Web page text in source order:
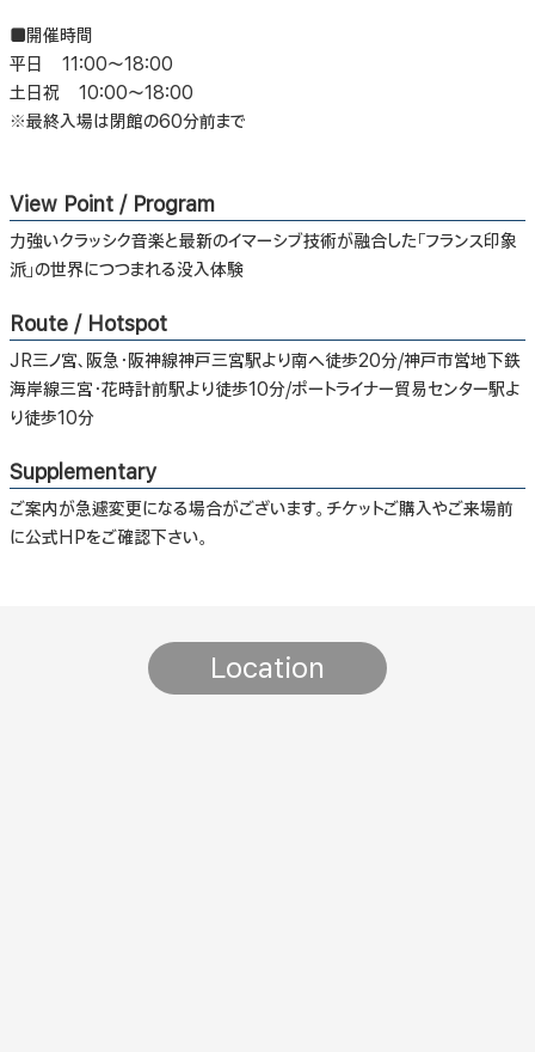
■開催時間
平日 11:00～18:00
土日祝 10:00～18:00
※最終入場は閉館の60分前まで
View Point / Program
力強いクラッシク音楽と最新のイマーシブ技術が融合した「フランス印象
派」の世界につつまれる没入体験
Route / Hotspot
JR三ノ宮、阪急・阪神線神戸三宮駅より南へ徒歩20分/神戸市営地下鉄
海岸線三宮・花時計前駅より徒歩10分/ポートライナー貿易センター駅よ
り徒歩10分
Supplementary
ご案内が急遽変更になる場合がございます。チケットご購入やご来場前
に公式HPをご確認下さい。
Location